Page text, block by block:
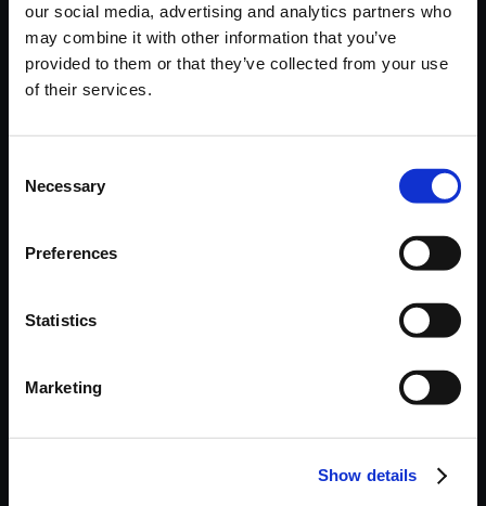
our social media, advertising and analytics partners who
may combine it with other information that you’ve
provided to them or that they’ve collected from your use
of their services.
Selection
Necessary
Preferences
Statistics
Marketing
Show details
【単曲】モンスターハンターラ
イズ オリジナルサウンドトラッ
ク カムラ祓え歌
おすすめ商品